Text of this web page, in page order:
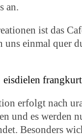
an.
ist das
einmal quer
erfolgt nach
und es werden
Besonders